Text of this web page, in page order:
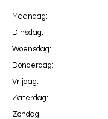
Maandag:
Dinsdag:
Woensdag:
Donderdag:
Vrijdag:
Zaterdag:
Zondag: